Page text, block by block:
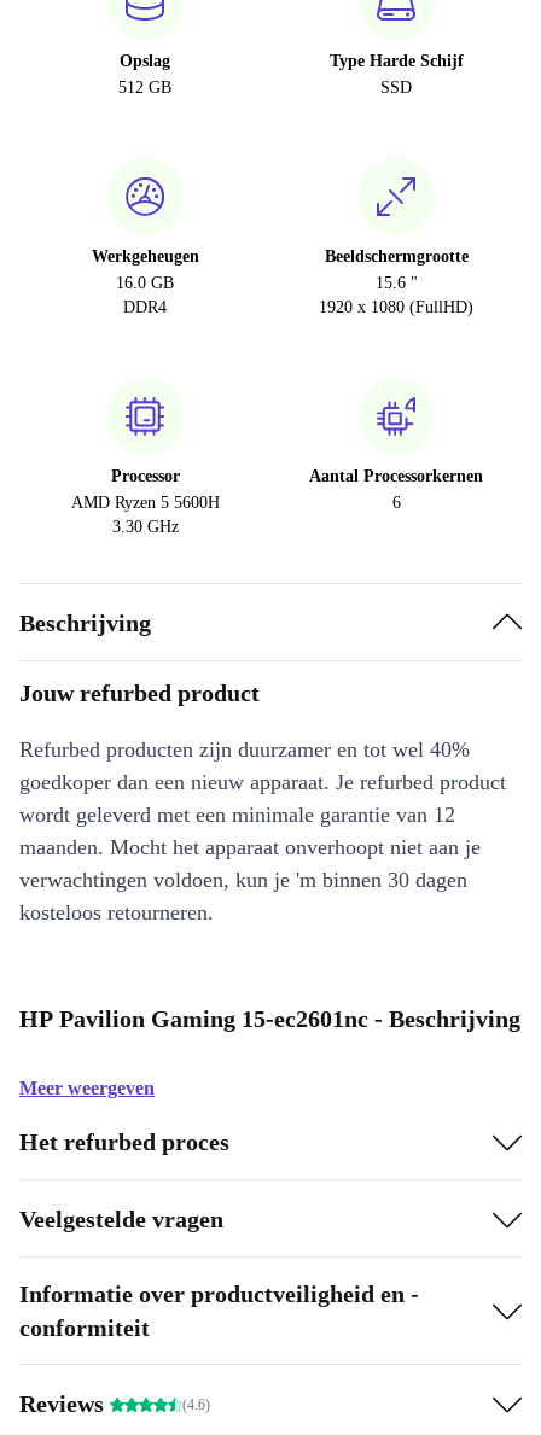
Opslag
512 GB
Type Harde Schijf
SSD
Werkgeheugen
16.0 GB
DDR4
Beeldschermgrootte
15.6 "
1920 x 1080 (FullHD)
Processor
AMD Ryzen 5 5600H
3.30 GHz
Aantal Processorkernen
6
Beschrijving
Jouw refurbed product
Refurbed producten zijn duurzamer en tot wel 40%
goedkoper dan een nieuw apparaat. Je refurbed product
wordt geleverd met een minimale garantie van 12
maanden. Mocht het apparaat onverhoopt niet aan je
verwachtingen voldoen, kun je 'm binnen 30 dagen
kosteloos retourneren.
HP Pavilion Gaming 15-ec2601nc - Beschrijving
Meer weergeven
Het refurbed proces
Veelgestelde vragen
Informatie over productveiligheid en -
conformiteit
Reviews (4.6)